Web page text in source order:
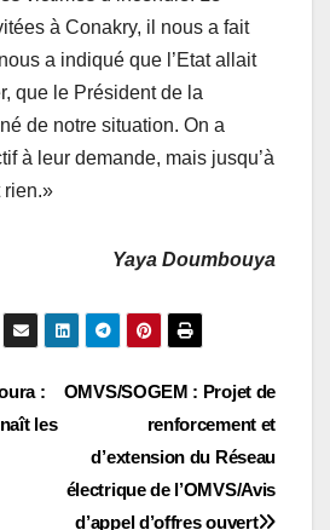
à Conakry, il nous a fait
a indiqué que l’Etat allait
que le Président de la
de notre situation. On a
à leur demande, mais jusqu’à
rien.»
Yaya Doumbouya
OMVS/SOGEM : Projet de
renforcement et
d’extension du Réseau
électrique de l’OMVS/Avis
d’appel d’offres ouvert
:
les